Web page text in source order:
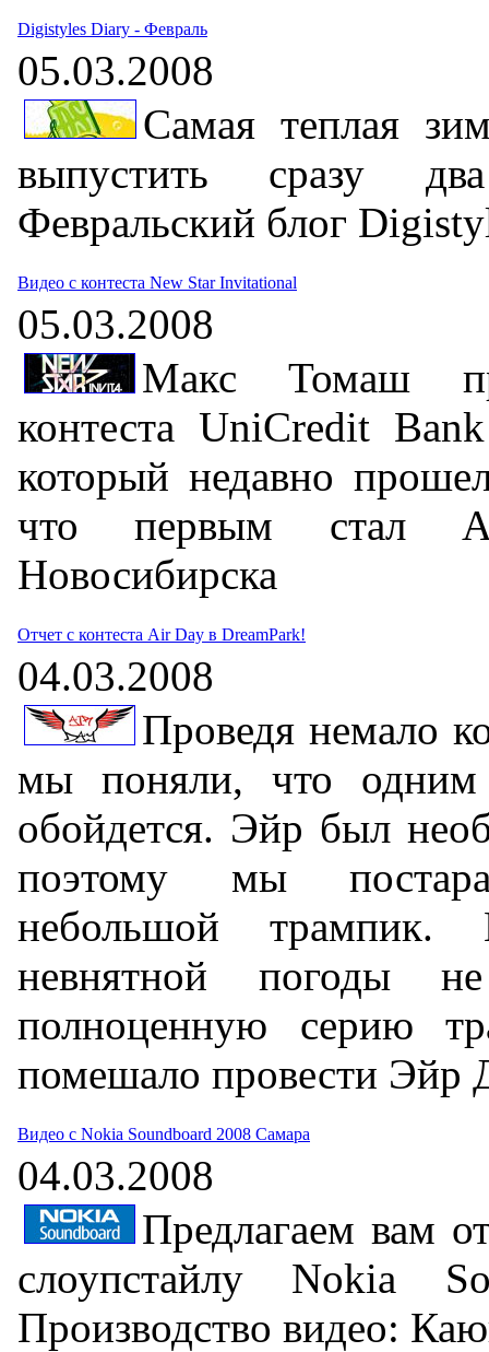
Digistyles Diary - Февраль
05.03.2008
Самая теплая
выпустить сразу
Февральский блог
Видео с контеста New Star Invitational
05.03.2008
Макс Томаш
контеста UniCredit
который недавно
что первым стал
Новосибирска
Отчет с контеста Air Day в DreamPark!
04.03.2008
Проведя немало
мы поняли, что
обойдется. Эйр был
поэтому мы
небольшой
невнятной погоды
полноценную серию
помешало провести Эйр
Видео с Nokia Soundboard 2008 Самара
04.03.2008
Предлагаем вам
слоупстайлу Nokia
Производство видео: